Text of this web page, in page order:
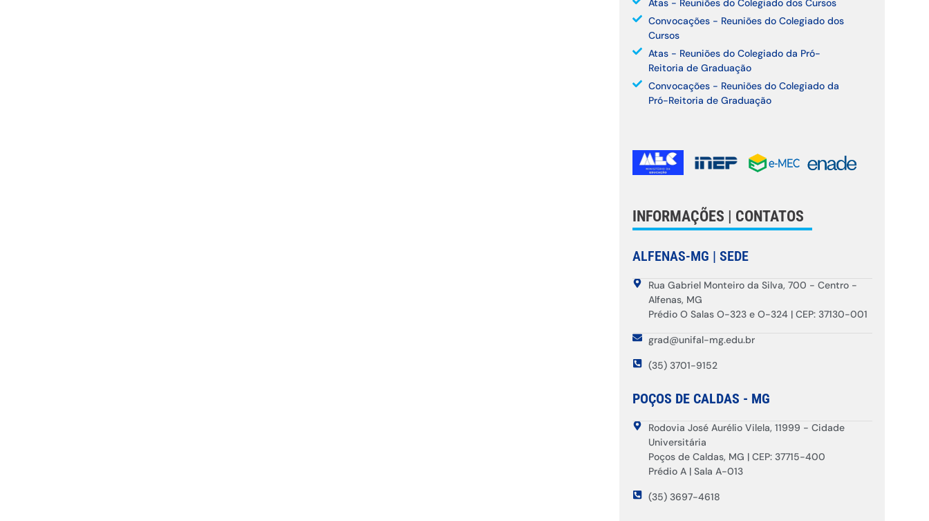
Atas - Reuniões do Colegiado dos Cursos
Convocações - Reuniões do Colegiado dos
Cursos
Atas - Reuniões do Colegiado da Pró-
Reitoria de Graduação
Convocações - Reuniões do Colegiado da
Pró-Reitoria de Graduação
INFORMAÇÕES | CONTATOS
ALFENAS-MG | SEDE
Rua Gabriel Monteiro da Silva, 700 - Centro -
Alfenas, MG
Prédio O Salas O-323 e O-324 | CEP: 37130-001
grad@unifal-mg.edu.br
(35) 3701-9152
POÇOS DE CALDAS - MG
Rodovia José Aurélio Vilela, 11999 - Cidade
Universitária
Poços de Caldas, MG | CEP: 37715-400
Prédio A | Sala A-013
(35) 3697-4618